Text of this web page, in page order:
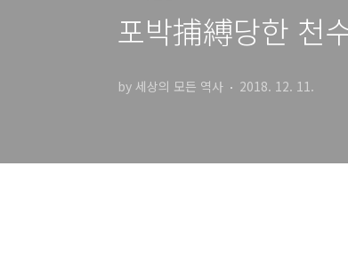
포박捕縛당한 천
by 세상의 모든 역사 2018. 12. 11.